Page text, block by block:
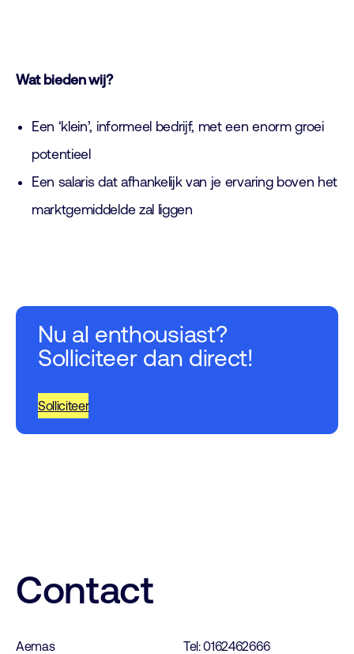
Wat bieden wij?
Een ‘klein’, informeel bedrijf, met een enorm groei
potentieel
Een salaris dat afhankelijk van je ervaring boven het
marktgemiddelde zal liggen
Nu al enthousiast?
Solliciteer dan direct!
Solliciteer
Contact
Aemas
Tel: 0162462666